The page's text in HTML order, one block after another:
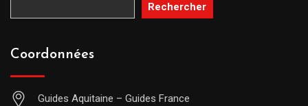
Rechercher
Coordonnées
Guides Aquitaine – Guides France